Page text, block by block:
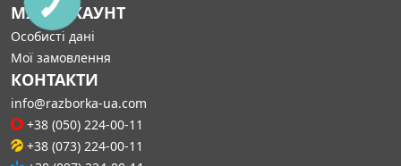
МІЙ АККАУНТ
Особисті дані
Мої замовлення
КОНТАКТИ
info@razborka-ua.com
+38 (050) 224-00-11
+38 (073) 224-00-11